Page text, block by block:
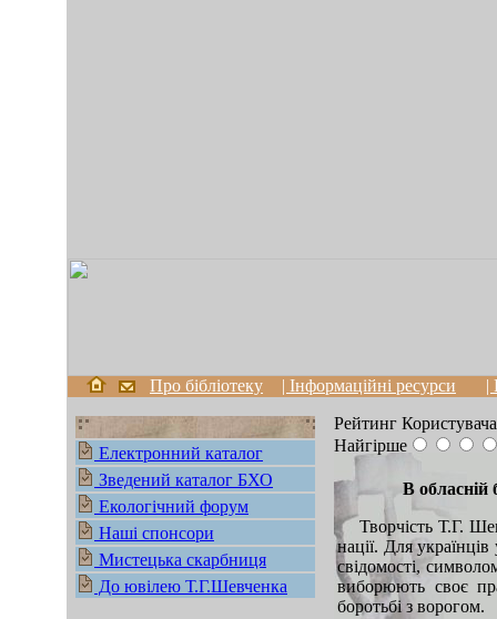
Про бібліотеку | Інформаційні ресурси |
Електронний каталог
Зведений каталог БХО
Екологічний форум
Наші спонсори
Мистецька скарбниця
До ювілею Т.Г.Шевченка
Рейтинг
Найгірше
В обласній
Творчість Т.Г.
нації. Для
свідомості,
виборюють своє
боротьбі з ворогом.